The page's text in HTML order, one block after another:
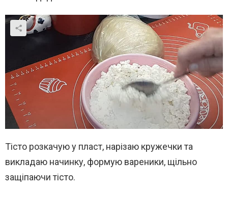
Тісто розкачую у пласт, нарізаю кружечки та
викладаю начинку, формую вареники, щільно
защіпаючи тісто.